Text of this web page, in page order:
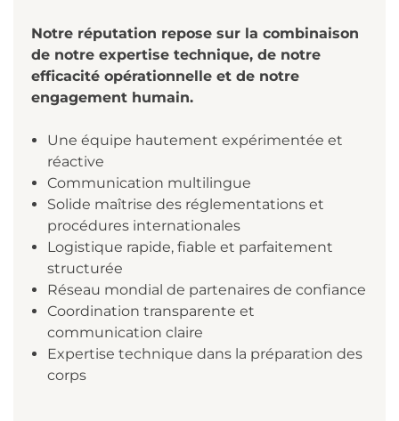
Notre réputation repose sur la combinaison
de notre expertise technique, de notre
efficacité opérationnelle et de notre
engagement humain.
Une équipe hautement expérimentée et
réactive
Communication multilingue
Solide maîtrise des réglementations et
procédures internationales
Logistique rapide, fiable et parfaitement
structurée
Réseau mondial de partenaires de confiance
Coordination transparente et
communication claire
Expertise technique dans la préparation des
corps